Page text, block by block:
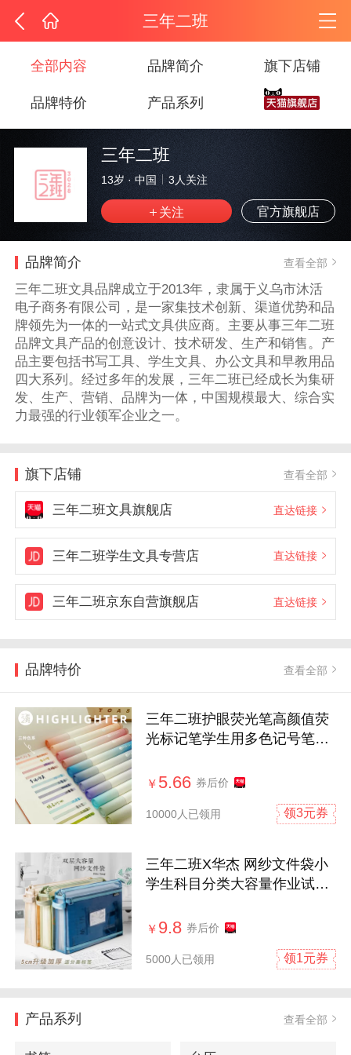
三年二班
全部内容 品牌简介 旗下店铺
品牌特价 产品系列
三年二班
13岁 · 中国 3 人关注
官方旗舰店
品牌简介 查看全部
三年二班文具品牌成立于2013年，隶属于义乌市沐活
电子商务有限公司，是一家集技术创新、渠道优势和品
牌领先为一体的一站式文具供应商。主要从事三年二班
品牌文具产品的创意设计、技术研发、生产和销售。产
品主要包括书写工具、学生文具、办公文具和早教用品
四大系列。经过多年的发展，三年二班已经成长为集研
发、生产、营销、品牌为一体，中国规模最大、综合实
力最强的行业领军企业之一。
旗下店铺 查看全部
三年二班文具旗舰店 直达链接
三年二班学生文具专营店 直达链接
三年二班京东自营旗舰店 直达链接
品牌特价 查看全部
三年二班护眼荧光笔高颜值荧
光标记笔学生用多色记号笔彩
马卡龙淡色萤光笔银光笔
￥ 5.66 券后价
10000人已领用 领3元券
三年二班X华杰 网纱文件袋小
学生科目分类大容量作业试卷
袋学习袋课本补习手提袋
￥ 9.8 券后价
5000人已领用 领1元券
产品系列 查看全部